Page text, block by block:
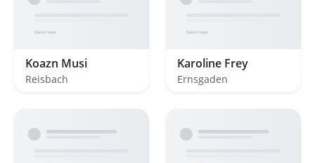
Koazn Musi
Reisbach
Karoline Frey
Ernsgaden